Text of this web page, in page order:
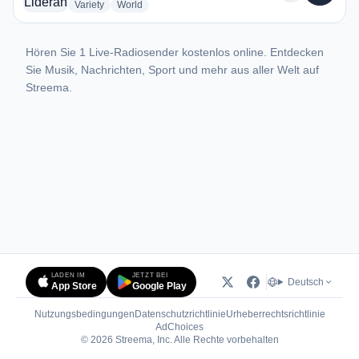
Varietyradio stations
World
Hören Sie 1 Live-Radiosender kostenlos online. Entdecken
Sie Musik, Nachrichten, Sport und mehr aus aller Welt auf
Streema.
LADEN IM
App Store
JETZT BEI
Google Play Deutsch
Nutzungsbedingungen DatenschutzrichtlinieUrheberrechtsrichtlinie
AdChoices(öffnet in neuem Tab)
© 2026 Streema, Inc. Alle Rechte vorbehalten